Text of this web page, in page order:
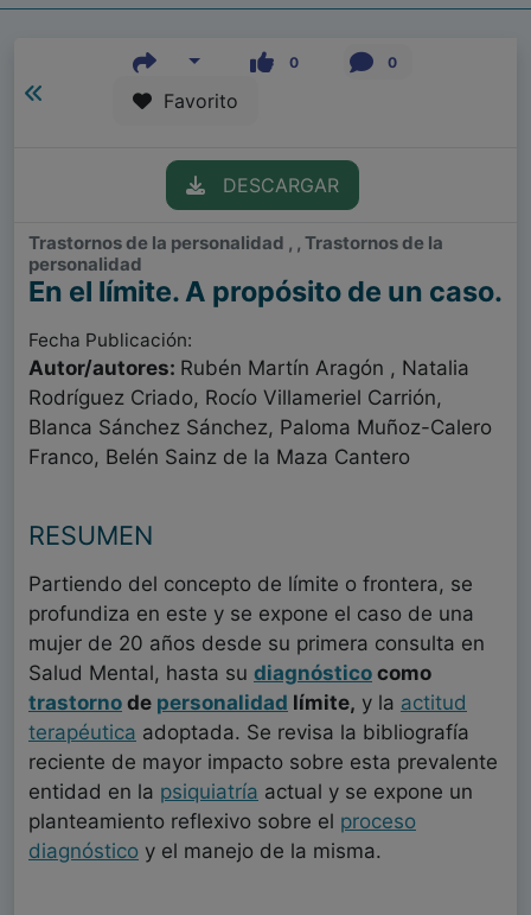
0 0
Favorito
DESCARGAR
Trastornos de la personalidad , , Trastornos de la
personalidad
En el límite. A propósito de un caso.
Fecha Publicación:
Autor/autores: Rubén Martín Aragón , Natalia
Rodríguez Criado, Rocío Villameriel Carrión,
Blanca Sánchez Sánchez, Paloma Muñoz-Calero
Franco, Belén Sainz de la Maza Cantero
RESUMEN
Partiendo del concepto de límite o frontera, se
profundiza en este y se expone el caso de una
mujer de 20 años desde su primera consulta en
Salud Mental, hasta su diagnóstico como
trastorno de personalidad límite, y la actitud
terapéutica adoptada. Se revisa la bibliografía
reciente de mayor impacto sobre esta prevalente
entidad en la psiquiatría actual y se expone un
planteamiento reflexivo sobre el proceso
diagnóstico y el manejo de la misma.